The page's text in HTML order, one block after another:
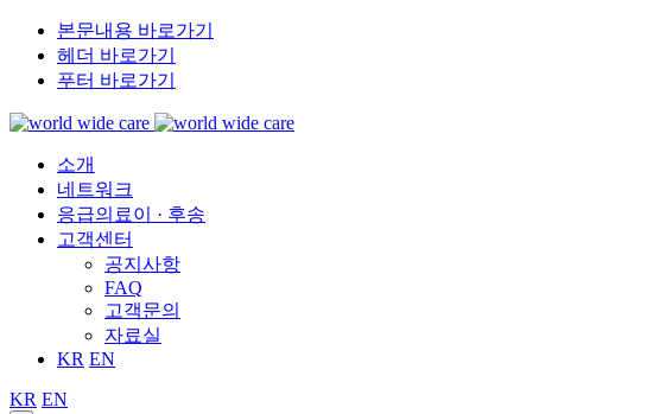
본문내용 바로가기
헤더 바로가기
푸터 바로가기
소개
네트워크
응급의료이 · 후송
고객센터
공지사항
FAQ
고객문의
자료실
KR EN
KR EN